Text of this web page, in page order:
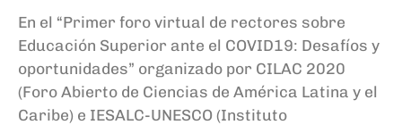
En el “Primer foro virtual de rectores sobre
Educación Superior ante el COVID19: Desafíos y
oportunidades” organizado por CILAC 2020
(Foro Abierto de Ciencias de América Latina y el
Caribe) e IESALC-UNESCO (Instituto